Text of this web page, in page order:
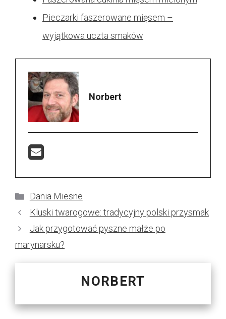
Pieczarki faszerowane mięsem –
wyjątkowa uczta smaków
Norbert
Kategorie
Dania Miesne
Kluski twarogowe: tradycyjny polski przysmak
Jak przygotować pyszne małże po
marynarsku?
NORBERT